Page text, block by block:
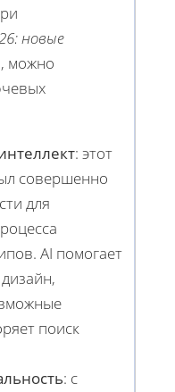
новые
, можно
: этот
совершенно
для
AI помогает
поиск
: с